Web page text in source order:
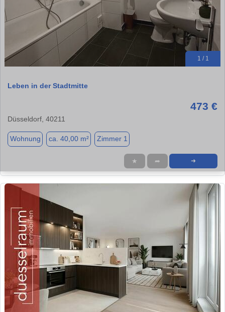
1 / 1
Leben in der Stadtmitte
473 €
Düsseldorf, 40211
Wohnung ca. 40,00 m² Zimmer 1
★ ➦ ➜